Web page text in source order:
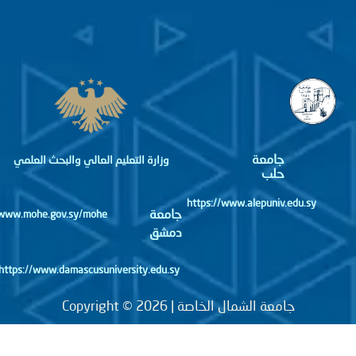
جامعة
https://www.alepuniv.edu.sy
جامعة
دمشق
وزارة التعليم العالي والبحث العلمي
http://www.mohe.gov.sy/mohe
جامعة الشمال الخاصة | Copyright © 2026